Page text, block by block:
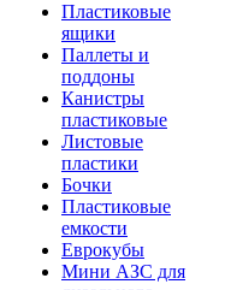
Пластиковые
ящики
Паллеты и
поддоны
Канистры
пластиковые
Листовые
пластики
Бочки
Пластиковые
емкости
Еврокубы
Мини АЗС для